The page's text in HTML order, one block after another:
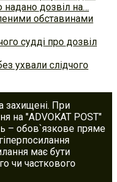
надано дозвіл на…
обставинами
судді про дозвіл
ухвали слідчого
захищені. При
на "ADVOKAT POST"
– обов`язкове пряме
має бути
чи часткового